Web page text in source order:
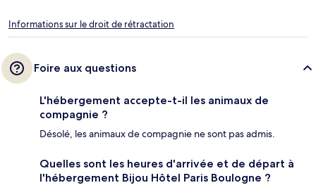
Informations sur le droit de rétractation
Foire aux questions
L'hébergement accepte-t-il les animaux de
compagnie ?
Désolé, les animaux de compagnie ne sont pas admis.
Quelles sont les heures d'arrivée et de départ à
l'hébergement Bijou Hôtel Paris Boulogne ?